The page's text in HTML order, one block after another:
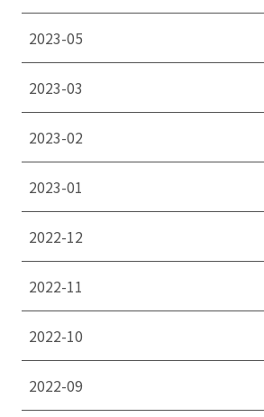
2023-05
2023-03
2023-02
2023-01
2022-12
2022-11
2022-10
2022-09